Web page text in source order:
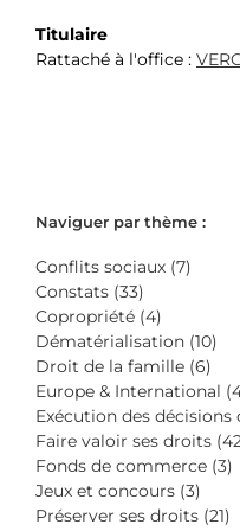
Titulaire
Rattaché à l'office :
Naviguer par thème :
Conflits sociaux (7)
Constats (33)
Copropriété (4)
Dématérialisation (10)
Droit de la famille (6)
Europe & International
Exécution des décisions
Faire valoir ses droits
Fonds de commerce (3)
Jeux et concours (3)
Préserver ses droits (21)